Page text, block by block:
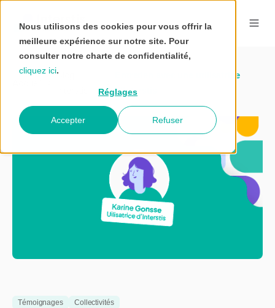
Nous utilisons des cookies pour vous offrir la
meilleure expérience sur notre site. Pour
consulter notre charte de confidentialité,
cliquez ici.
Réglages
Accepter Refuser
Blog
Entretien avec une utilisatrice
d'Interstis
Témoignages Collectivités